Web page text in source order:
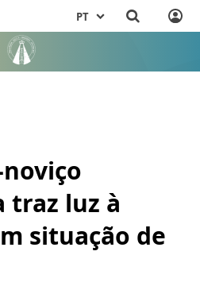
PT
traz luz à
situação de